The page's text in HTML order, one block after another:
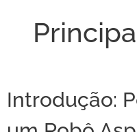
Introdução: